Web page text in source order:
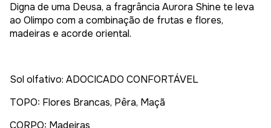
Digna de uma Deusa, a fragrância Aurora Shine te leva
ao Olimpo com a combinação de frutas e flores,
madeiras e acorde oriental.
Sol olfativo: ADOCICADO CONFORTÁVEL
TOPO: Flores Brancas, Pêra, Maçã
CORPO: Madeiras